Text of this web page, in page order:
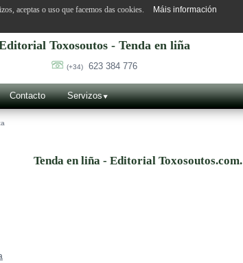
Toxosoutos - Tenda en liña
(+34) 623 384 776
Contacto Servizos
Tenda en liña - Editorial Toxosoutos.com.
aceptas o uso que facemos das cookies. Máis información